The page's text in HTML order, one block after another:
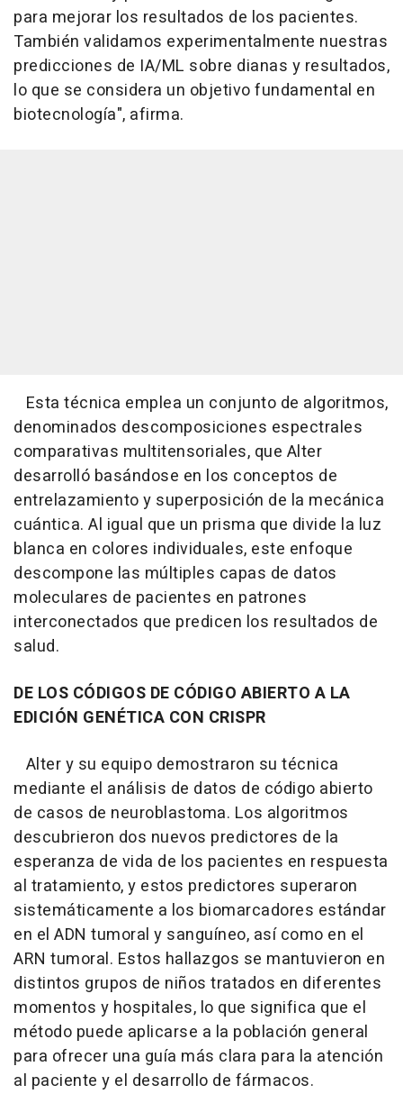
para mejorar los resultados de los pacientes.
También validamos experimentalmente nuestras
predicciones de IA/ML sobre dianas y resultados,
lo que se considera un objetivo fundamental en
biotecnología", afirma.
Esta técnica emplea un conjunto de algoritmos,
denominados descomposiciones espectrales
comparativas multitensoriales, que Alter
desarrolló basándose en los conceptos de
entrelazamiento y superposición de la mecánica
cuántica. Al igual que un prisma que divide la luz
blanca en colores individuales, este enfoque
descompone las múltiples capas de datos
moleculares de pacientes en patrones
interconectados que predicen los resultados de
salud.
DE LOS CÓDIGOS DE CÓDIGO ABIERTO A LA
EDICIÓN GENÉTICA CON CRISPR
Alter y su equipo demostraron su técnica
mediante el análisis de datos de código abierto
de casos de neuroblastoma. Los algoritmos
descubrieron dos nuevos predictores de la
esperanza de vida de los pacientes en respuesta
al tratamiento, y estos predictores superaron
sistemáticamente a los biomarcadores estándar
en el ADN tumoral y sanguíneo, así como en el
ARN tumoral. Estos hallazgos se mantuvieron en
distintos grupos de niños tratados en diferentes
momentos y hospitales, lo que significa que el
método puede aplicarse a la población general
para ofrecer una guía más clara para la atención
al paciente y el desarrollo de fármacos.